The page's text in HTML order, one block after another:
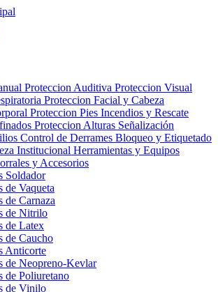
Proteccion Auditiva Proteccion Visual
Proteccion Facial y Cabeza
Proteccion Pies Incendios y Rescate
Proteccion Alturas Señalización
Control de Derrames Bloqueo y Etiquetado
Institucional Herramientas y Equipos
y Accesorios
Soldador
de Vaqueta
de Carnaza
de Nitrilo
de Latex
de Caucho
Anticorte
de Neopreno-Kevlar
de Poliuretano
de Vinilo